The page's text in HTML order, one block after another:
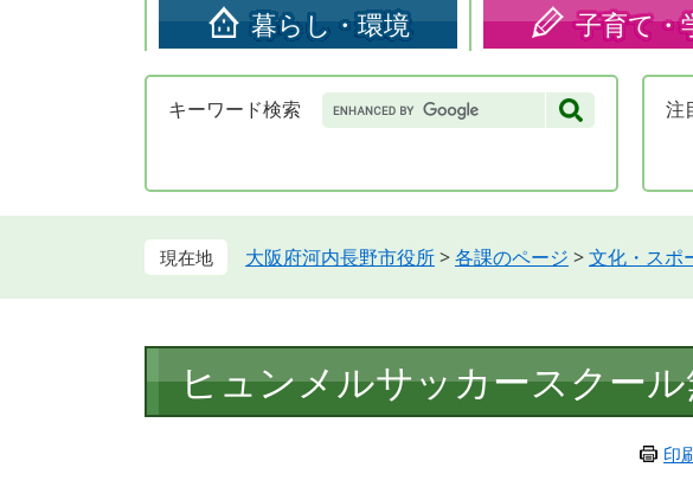
暮らし・環境 子育て・
キーワード検索 Google
カ
検
注
大阪府河内長野市役所>各課のページ >文化・スポ
文
ヒュンメルサッカースクー
印